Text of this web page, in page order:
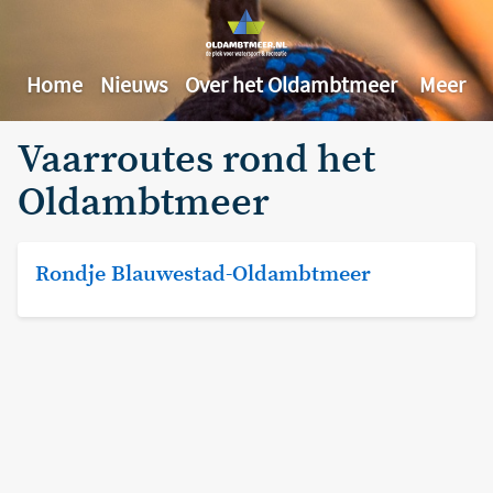
Home Nieuws Over het Oldambtmeer Meer
Vaarroutes rond het
Oldambtmeer
Rondje Blauwestad-Oldambtmeer